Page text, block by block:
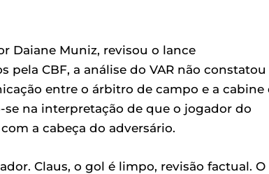
Daiane Muniz, revisou o lance
CBF, a análise do VAR não constatou
entre o árbitro de campo e a cabine
se na interpretação de que o jogador do
a cabeça do adversário.
Claus, o gol é limpo, revisão factual. O